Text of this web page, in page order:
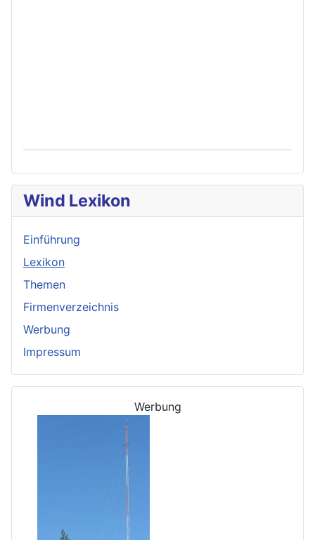
Wind Lexikon
Einführung
Lexikon
Themen
Firmenverzeichnis
Werbung
Impressum
Werbung